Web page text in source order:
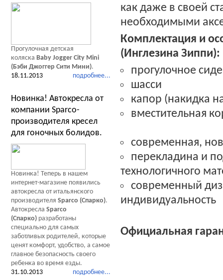
как даже в своей
необходимыми
Комплектация и
(Инглезина Зиппи):
прогулочное
шасси
капор (накидка
вместительная
современная,
перекладина и
технологичного
современный
индивидуальность
Официальная
Прогулочная детская
коляска Baby Jogger City Mini
(Бэби Джоггер Сити Мини).
подробнее...
18.11.2013
Новинка! Автокресла от
компании Sparco-
производителя кресел
для гоночных болидов.
Новинка! Теперь в нашем
интернет-магазине появились
автокресла от итальянского
производителя Sparco (Спарко).
Автокресла Sparco
(Спарко) разработаны
специально для самых
заботливых родителей, которые
ценят комфорт, удобство, а самое
главное безопасность своего
ребенка во время езды.
подробнее...
31.10.2013